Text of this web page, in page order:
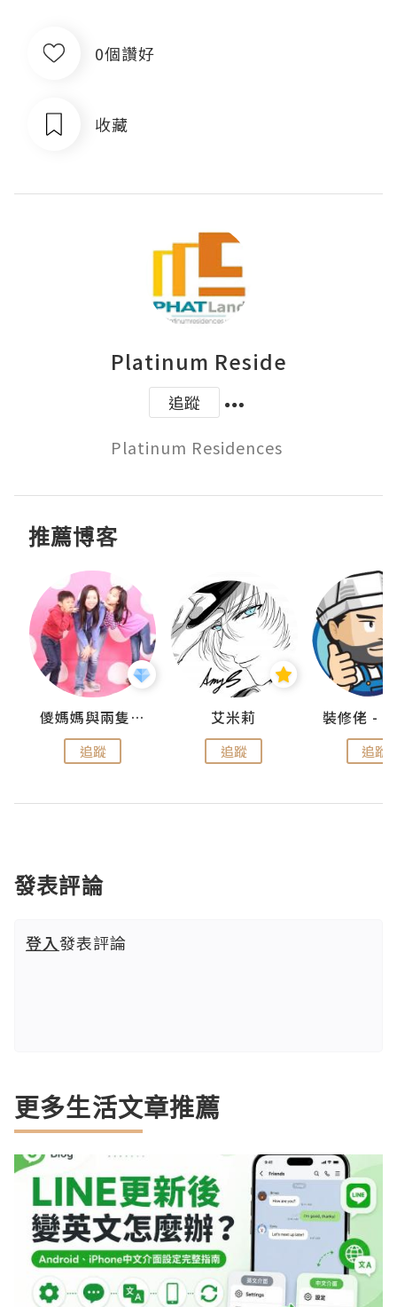
0個讚好
收藏
Platinum Reside
追蹤
Platinum Residences
推薦博客
儍媽媽與兩隻小魔怪之家
追蹤
艾米莉
追蹤 追蹤
發表評論
登入發表評論
更多生活文章推薦